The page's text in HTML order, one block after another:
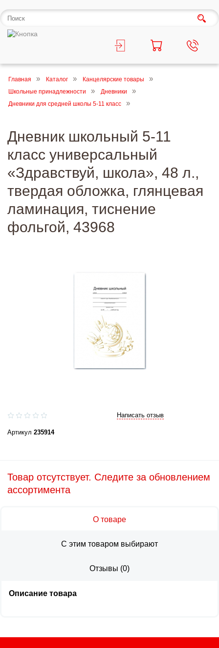
Главная Каталог
Канцелярские товары
Школьные принадлежности
Дневники
Дневники для средней школы 5-11 класс
Дневник школьный 5-11
класс универсальный
«Здравствуй, школа», 48 л.,
твердая обложка, глянцевая
ламинация, тиснение
фольгой, 43968
Написать отзыв
Артикул 235914
Товар отсутствует. Следите за обновлением
ассортимента
О товаре
С этим товаром выбирают
Отзывы (0)
Описание товара